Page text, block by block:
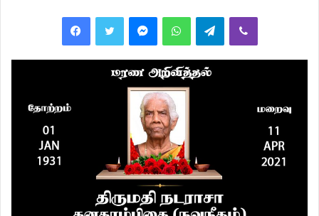
FacebookTwitter MessengerWhatsAppTelegramViber